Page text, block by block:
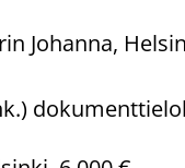
Johanna,